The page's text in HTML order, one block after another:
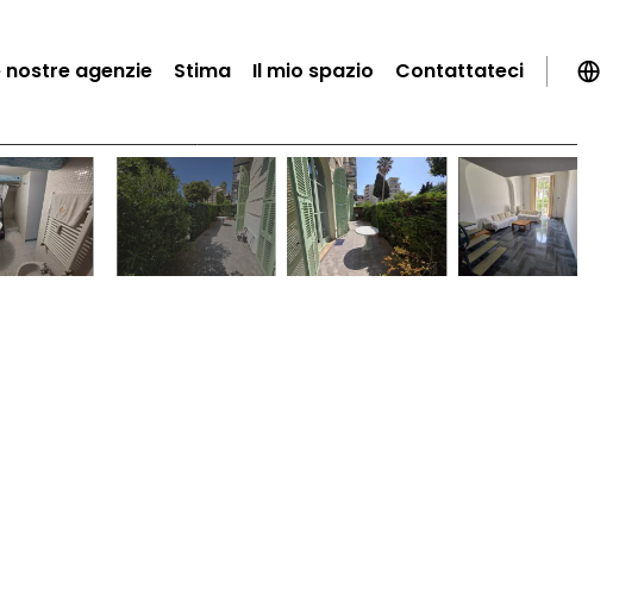
nostre agenzie Stima Il mio spazio Contattateci